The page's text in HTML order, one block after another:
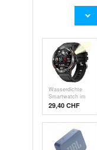
Samsung Galaxy
Case Friendly -
Durchsichtig
Wasserdichte
Smartwatch im
Outdoor-Stil
KT76 mit
Kompass und
Taschenlampe -
1.53" - Schwarz
29,40 CHF